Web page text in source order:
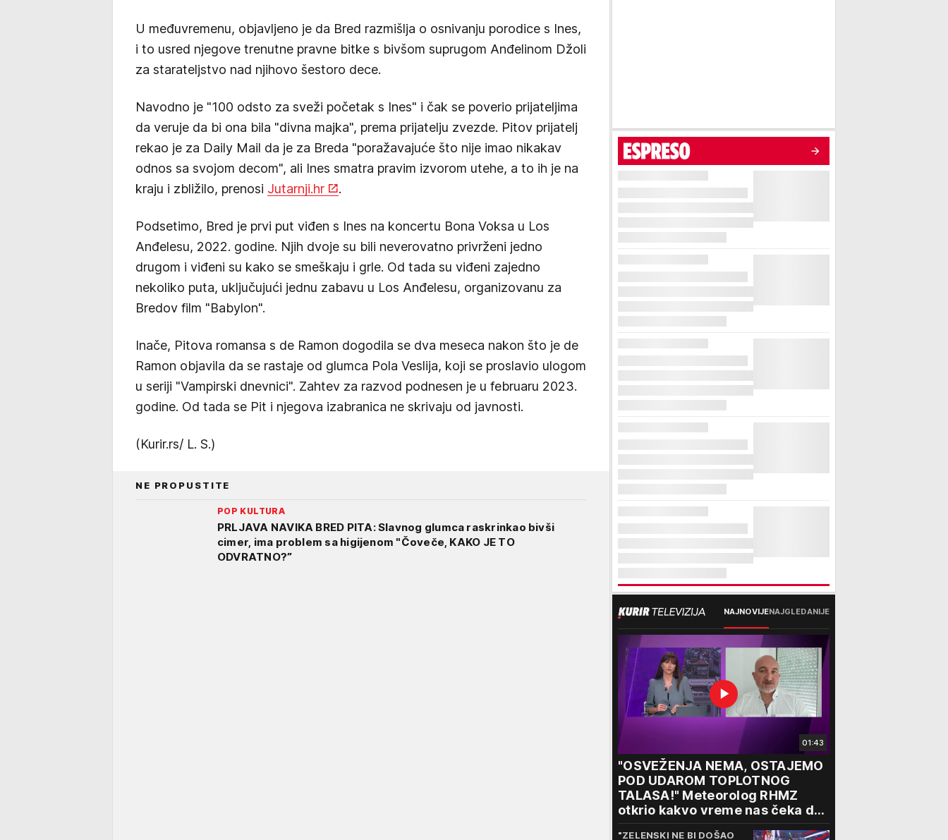
U međuvremenu, objavljeno je da Bred razmišlja o osnivanju porodice s Ines,
i to usred njegove trenutne pravne bitke s bivšom suprugom Anđelinom Džoli
za starateljstvo nad njihovo šestoro dece.
Navodno je "100 odsto za sveži početak s Ines" i čak se poverio prijateljima
da veruje da bi ona bila "divna majka", prema prijatelju zvezde. Pitov prijatelj
rekao je za Daily Mail da je za Breda "poražavajuće što nije imao nikakav
odnos sa svojom decom", ali Ines smatra pravim izvorom utehe, a to ih je na
kraju i zbližilo, prenosi Jutarnji.hr .
Podsetimo, Bred je prvi put viđen s Ines na koncertu Bona Voksa u Los
Anđelesu, 2022. godine. Njih dvoje su bili neverovatno privrženi jedno
drugom i viđeni su kako se smeškaju i grle. Od tada su viđeni zajedno
nekoliko puta, uključujući jednu zabavu u Los Anđelesu, organizovanu za
Bredov film "Babylon".
Inače, Pitova romansa s de Ramon dogodila se dva meseca nakon što je de
Ramon objavila da se rastaje od glumca Pola Veslija, koji se proslavio ulogom
u seriji "Vampirski dnevnici". Zahtev za razvod podnesen je u februaru 2023.
godine. Od tada se Pit i njegova izabranica ne skrivaju od javnosti.
(Kurir.rs/ L. S.)
NE PROPUSTITE
POP KULTURA
PRLJAVA NAVIKA BRED PITA: Slavnog glumca raskrinkao bivši
cimer, ima problem sa higijenom "Čoveče, KAKO JE TO
ODVRATNO?”
NAJNOVIJENAJGLEDANIJE
01:43
"OSVEŽENJA NEMA, OSTAJEMO
POD UDAROM TOPLOTNOG
TALASA!" Meteorolog RHMZ
otkrio kakvo vreme nas čeka do
kraja avgusta
"ZELENSKI NE BI DOŠAO